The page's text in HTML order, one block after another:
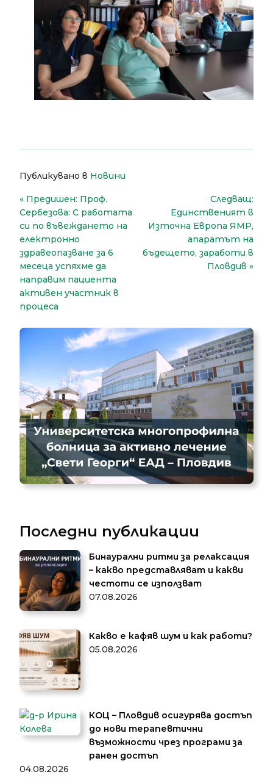
Публикувано в Новини
Навигация
Предишен: Проф.
Сербезова: С работата
си по въвеждането на
електронно
здравеопазване за 6
месеца успяхме да
направим пациента
активен участник в
процеса
Следващ:
Единственият в
Източна Европа ЯМР,
апаратът на
бъдещето, заработи в
Пловдив
Последни публикации
Бинаурални ритми за релаксация
– какво представляват и какви
честоти се използват
07.08.2026
Какво е кафяв шум и как работи?
05.08.2026
КОЦ – Пловдив осигурява достъп
до нови терапевтични
възможности чрез програми за
ранен достъп
04.08.2026